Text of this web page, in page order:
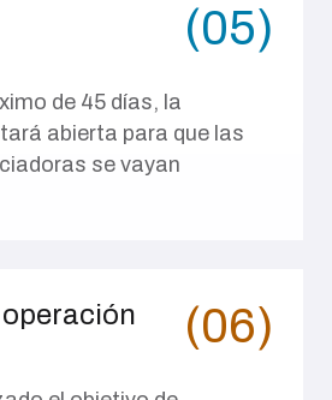
(05)
de 45 días, la
abierta para que las
se vayan
(06)